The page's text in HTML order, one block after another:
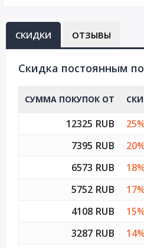
СКИДКИ ОТЗЫВЫ
Cкидка постоянным
СУММА ПОКУПОК ОТ
12325 RUB
7395 RUB
6573 RUB
5752 RUB
4108 RUB
3287 RUB